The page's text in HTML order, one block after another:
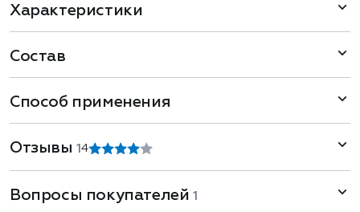
Характеристики
Состав
Способ применения
Отзывы1 4
Вопросы покупателей 1